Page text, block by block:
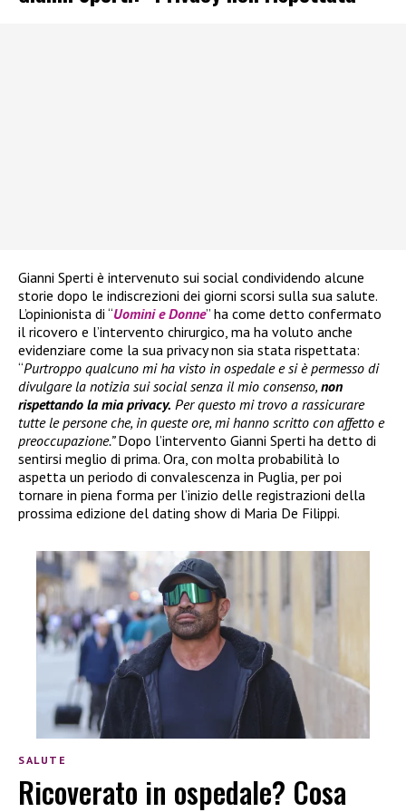
Gianni Sperti è intervenuto sui social condividendo alcune
storie dopo le indiscrezioni dei giorni scorsi sulla sua salute.
L’opinionista di “Uomini e Donne” ha come detto confermato
il ricovero e l’intervento chirurgico, ma ha voluto anche
evidenziare come la sua privacy non sia stata rispettata:
“Purtroppo qualcuno mi ha visto in ospedale e si è permesso di
divulgare la notizia sui social senza il mio consenso, non
rispettando la mia privacy. Per questo mi trovo a rassicurare
tutte le persone che, in queste ore, mi hanno scritto con affetto e
preoccupazione.”Dopo l’intervento Gianni Sperti ha detto di
sentirsi meglio di prima. Ora, con molta probabilità lo
aspetta un periodo di convalescenza in Puglia, per poi
tornare in piena forma per l’inizio delle registrazioni della
prossima edizione del dating show di Maria De Filippi.
SALUTE
Ricoverato in ospedale? Cosa